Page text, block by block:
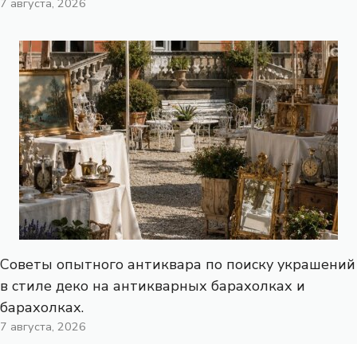
Советы опытного антиквара по поиску украшений
в стиле деко на антикварных барахолках и
барахолках.
7 августа, 2026